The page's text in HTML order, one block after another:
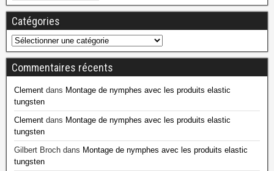
Catégories
Commentaires récents
Clement dans Montage de nymphes avec les produits elastic
tungsten
Clement dans Montage de nymphes avec les produits elastic
tungsten
Gilbert Broch dans Montage de nymphes avec les produits elastic
tungsten